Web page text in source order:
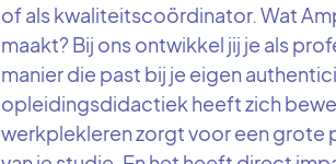
of als kwaliteitscoördinator. Wat
maakt? Bij ons ontwikkel jij je als
manier die past bij je eigen
opleidingsdidactiek heeft zich
werkplekleren zorgt voor een grote